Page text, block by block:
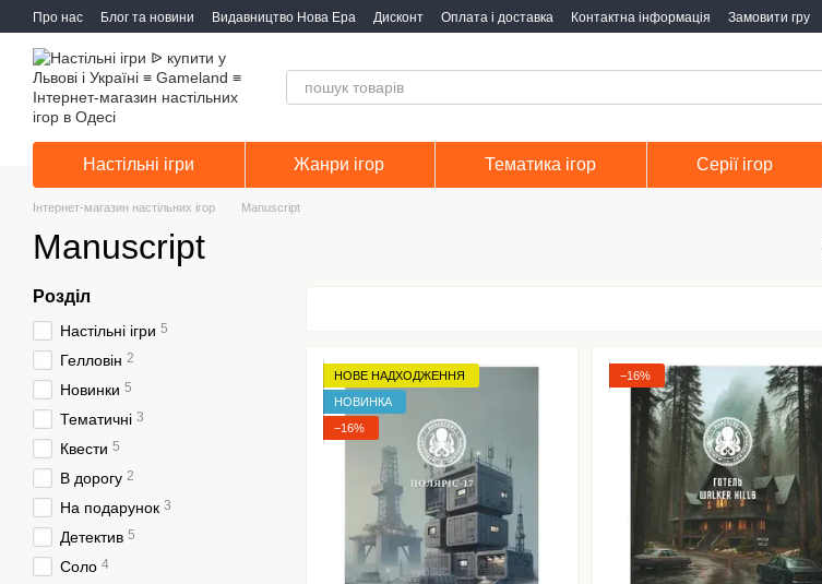
Перейти до основного контенту
Про нас Блог та новини Видавництво Нова Ера Дисконт Оплата і доставка Контактна інформація Замовити гру
Настільні ігри Жанри ігор Тематика ігор Серії ігор
Інтернет-магазин настільних ігор Manuscript
Manuscript
НОВЕ НАДХОДЖЕННЯ
НОВИНКА
−16%
−16%
Розділ
Настільні ігри 5
Гелловін 2
Новинки 5
Тематичні 3
Квести 5
В дорогу 2
На подарунок 3
Детектив 5
Соло 4